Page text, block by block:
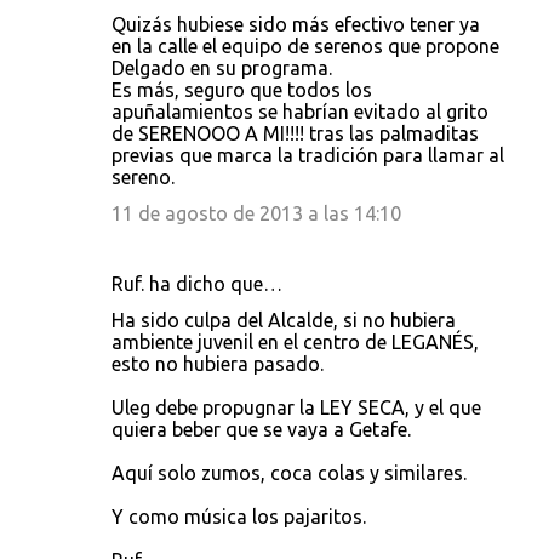
Quizás hubiese sido más efectivo tener ya
en la calle el equipo de serenos que propone
Delgado en su programa.
Es más, seguro que todos los
apuñalamientos se habrían evitado al grito
de SERENOOO A MI!!!! tras las palmaditas
previas que marca la tradición para llamar al
sereno.
11 de agosto de 2013 a las 14:10
Ruf. ha dicho que…
Ha sido culpa del Alcalde, si no hubiera
ambiente juvenil en el centro de LEGANÉS,
esto no hubiera pasado.
Uleg debe propugnar la LEY SECA, y el que
quiera beber que se vaya a Getafe.
Aquí solo zumos, coca colas y similares.
Y como música los pajaritos.